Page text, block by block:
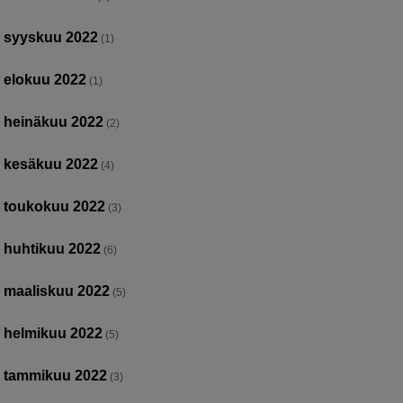
syyskuu 2022 (1)
elokuu 2022 (1)
heinäkuu 2022 (2)
kesäkuu 2022 (4)
toukokuu 2022 (3)
huhtikuu 2022 (6)
maaliskuu 2022 (5)
helmikuu 2022 (5)
tammikuu 2022 (3)